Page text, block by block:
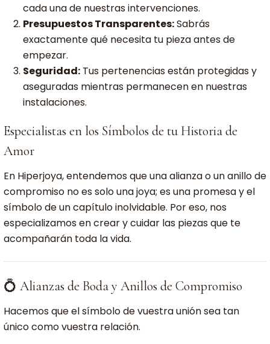
cada una de nuestras intervenciones.
Presupuestos Transparentes:Sabrás
exactamente qué necesita tu pieza antes de
empezar.
Seguridad: Tus pertenencias están protegidas y
aseguradas mientras permanecen en nuestras
instalaciones.
Especialistas en los Símbolos de tu Historia de
Amor
En Hiperjoya, entendemos que una alianza o un anillo de
compromiso no es solo una joya; es una promesa y el
símbolo de un capítulo inolvidable. Por eso, nos
especializamos en crear y cuidar las piezas que te
acompañarán toda la vida.
💍 Alianzas de Boda y Anillos de Compromiso
Hacemos que el símbolo de vuestra unión sea tan
único como vuestra relación.